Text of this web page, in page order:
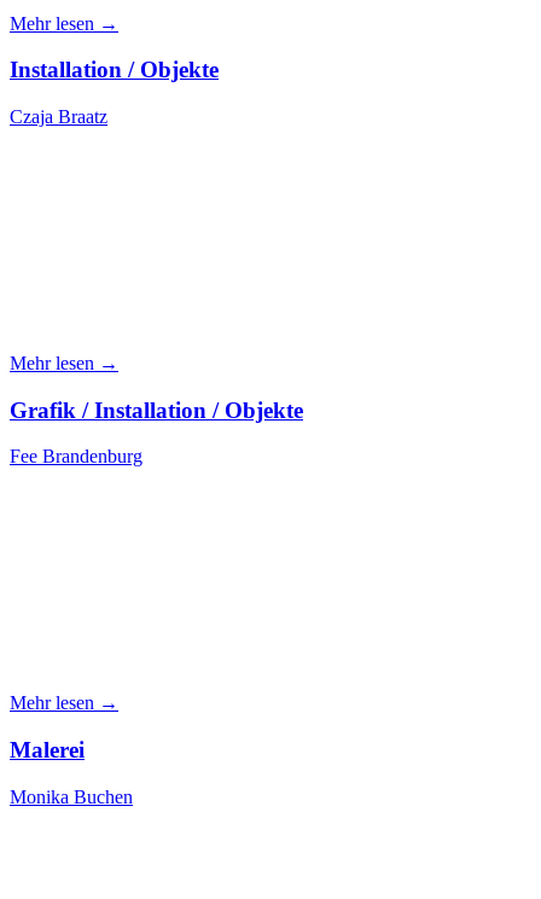
Mehr lesen →
Installation / Objekte
Czaja Braatz
Mehr lesen →
Grafik / Installation / Objekte
Fee Brandenburg
Mehr lesen →
Malerei
Monika Buchen